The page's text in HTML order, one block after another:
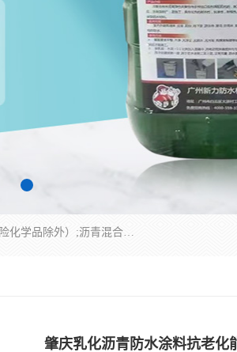
经营范围包括防水嵌缝密封条（带）制造;合成橡胶制造（监控化学品、危险化学品除外）;沥青混合物制造;防水胶粘带制造;其他合成材料制造（监控化学品、危险化学品除外）;涂料制造（监控化学品、危险化学品除外）;建筑结构防水补漏;防水建筑材料制造;粘合剂制造（监控化学品、危险化学品除外）;涂料零售;广州新力防水材料有限公司具有1处分支机构。
肇庆乳化沥青防水涂料抗老化